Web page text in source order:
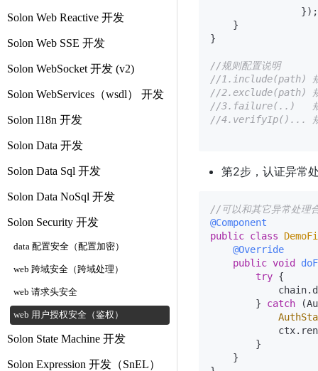
Solon Web Reactive 开发
Solon Web SSE 开发
Solon WebSocket 开发 (v2)
Solon WebServices（wsdl） 开发
Solon I18n 开发
Solon Data 开发
Solon Data Sql 开发
Solon Data NoSql 开发
Solon Security 开发
data 配置安全（配置加密）
web 跨域安全（跨域处理）
web 请求头安全
web 用户授权安全（鉴权）
Solon State Machine 开发
Solon Expression 开发（SnEL）
                });
    }
}
//规则配置说明
//1.include(path) 规
//2.exclude(path) 规
//3.failure(..)   规
//4.verifyIp()... 规则
第2步，认证异常
//可以和其它异常处理
@Component
public class
@Override
public void
try {
        }
catch
        }
    }